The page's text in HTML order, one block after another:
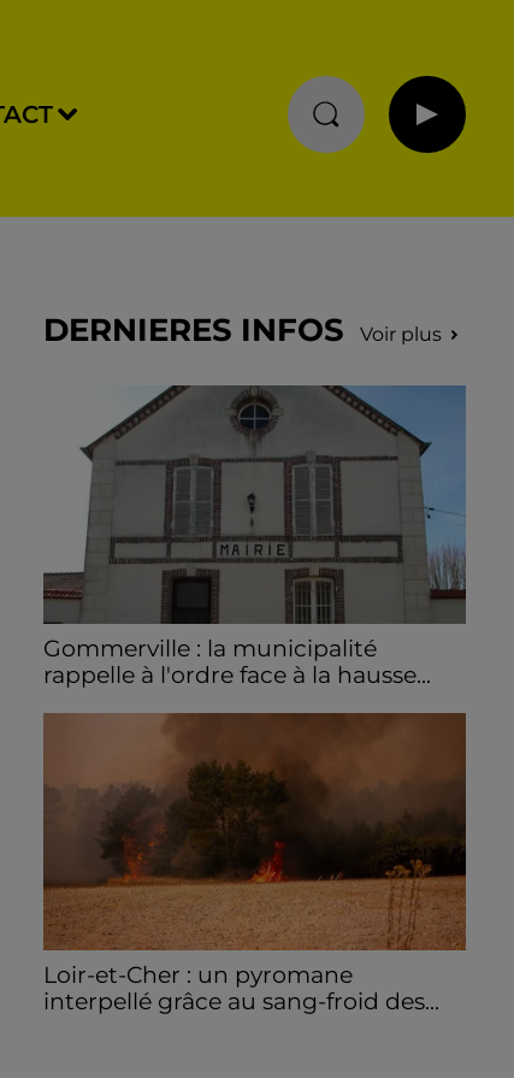
DERNIERES INFOS Voir plus
Gommerville : la municipalité
rappelle à l'ordre face à la hausse...
gaspillé : face à la hausse des incivilités, la
mairie de Gommerville hausse...
Loir-et-Cher : un pyromane
interpellé grâce au sang-froid des...